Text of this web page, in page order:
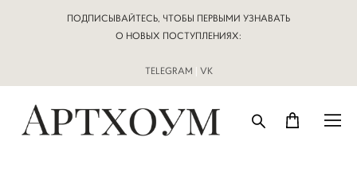
ПОДПИСЫВАЙТЕСЬ, ЧТОБЫ ПЕРВЫМИ УЗНАВАТЬ
О НОВЫХ ПОСТУПЛЕНИЯХ:
TELEGRAM | VK